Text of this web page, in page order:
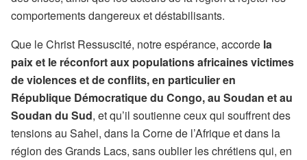
comportements dangereux et déstabilisants.
Que le Christ Ressuscité, notre espérance, accorde la
paix et le réconfort aux populations africaines victimes
de violences et de conflits, en particulier en
République Démocratique du Congo, au Soudan et au
Soudan du Sud, et qu’il soutienne ceux qui souffrent des
tensions au Sahel, dans la Corne de l’Afrique et dans la
région des Grands Lacs, sans oublier les chrétiens qui, en